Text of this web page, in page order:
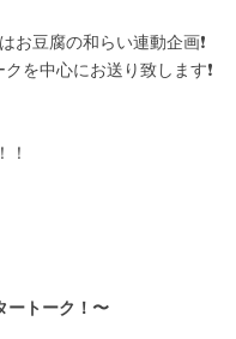
お豆腐の和らい連動企画❗️
を中心にお送り致します❗️
！
トーク！〜